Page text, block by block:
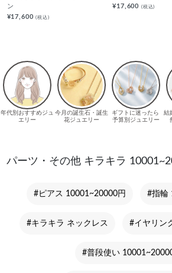
ン
¥17,600(税込)
¥17,600 (税込)
パーツ・その他 キラキラ
#ピアス 10001~20000円 #指輪
#キラキラ ネックレス #イヤリン
#普段使い